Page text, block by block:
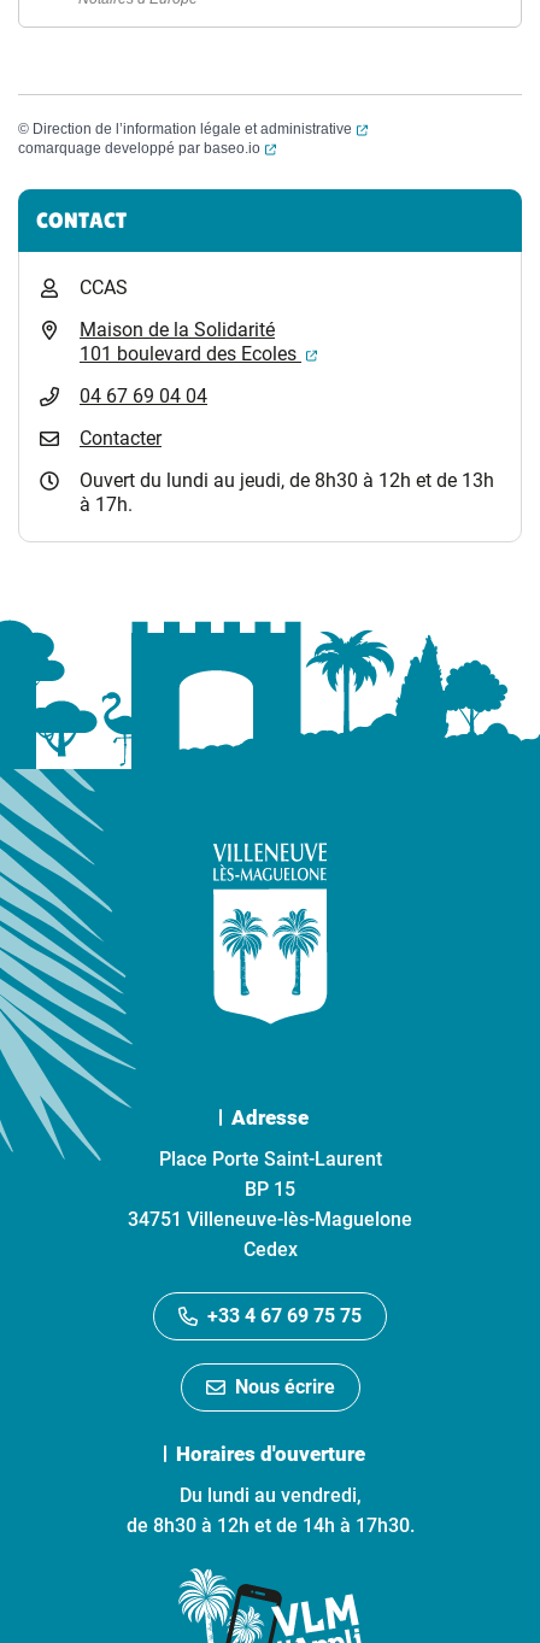
© Direction de l’information légale et administrative
(ouverture dans un
comarquage developpé par baseo.io (ouverture dans un nouvel onglet)
Informations complémentaires
CONTACT
CCAS
Maison de la Solidarité
101 boulevard des Ecoles
(ouverture dans un
04 67 69 04 04
Contacter
Ouvert du lundi au jeudi, de 8h30 à 12h et de 13h
à 17h.
Adresse
Place Porte Saint-Laurent
BP 15
34751 Villeneuve-lès-Maguelone
Cedex
+33 4 67 69 75 75
Nous écrire
Horaires d'ouverture
Du lundi au vendredi,
de 8h30 à 12h et de 14h à 17h30.